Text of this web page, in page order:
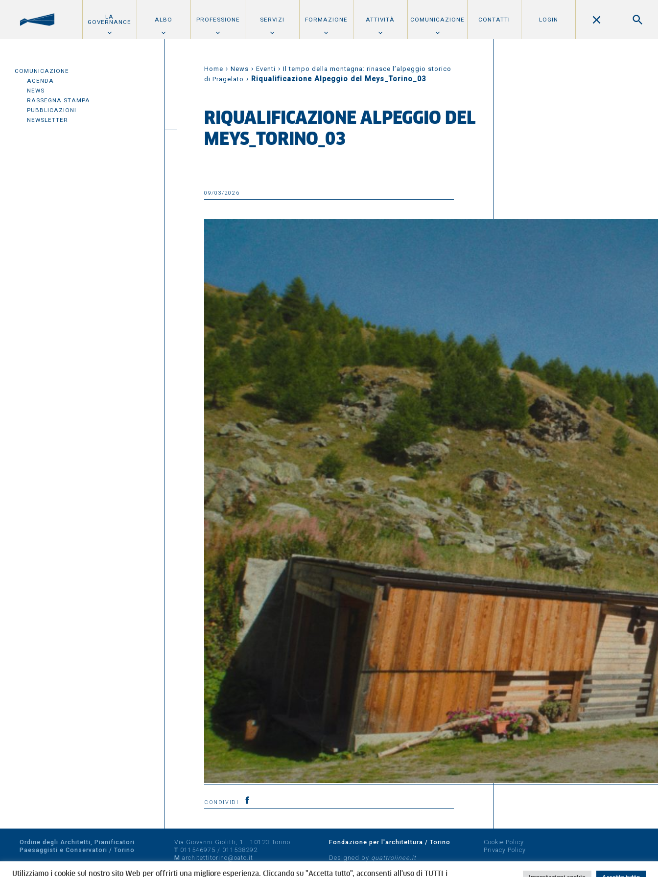
LA
GOVERNANCE ALBO PROFESSIONE SERVIZI FORMAZIONE ATTIVITÀ COMUNICAZIONE CONTATTI LOGIN
COMUNICAZIONE
AGENDA
NEWS
RASSEGNA STAMPA
PUBBLICAZIONI
NEWSLETTER
Home › News › Eventi › Il tempo della montagna: rinasce l’alpeggio storico
di Pragelato › Riqualificazione Alpeggio del Meys_Torino_03
RIQUALIFICAZIONE ALPEGGIO DEL
MEYS_TORINO_03
09/03/2026
CONDIVIDI
Ordine degli Architetti, Pianificatori
Paesaggisti e Conservatori / Torino
Via Giovanni Giolitti, 1 - 10123 Torino
T 011546975 / 011538292
M architettitorino@oato.it
Fondazione per l'architettura / Torino
Designed by quattrolinee.it
Cookie Policy
Privacy Policy
Utilizziamo i cookie sul nostro sito Web per offrirti una migliore esperienza. Cliccando su "Accetta tutto", acconsenti all'uso di TUTTI i